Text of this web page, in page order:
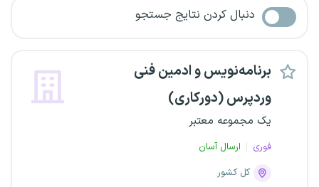
دنبال کردن نتایج جستجو
برنامه‌نویس و ادمین فنی
وردپرس (دورکاری)
یک مجموعه معتبر
فوری
ارسال آسان
کل کشور